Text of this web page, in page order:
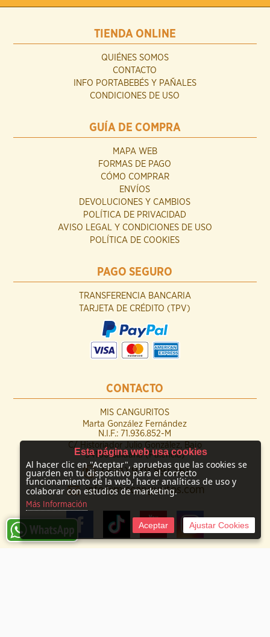
TIENDA ONLINE
QUIÉNES SOMOS
CONTACTO
INFO PORTABEBÉS Y PAÑALES
CONDICIONES DE USO
GUÍA DE COMPRA
MAPA WEB
FORMAS DE PAGO
CÓMO COMPRAR
ENVÍOS
DEVOLUCIONES Y CAMBIOS
POLÍTICA DE PRIVACIDAD
AVISO LEGAL Y CONDICIONES DE USO
POLÍTICA DE COOKIES
PAGO SEGURO
TRANSFERENCIA BANCARIA
TARJETA DE CRÉDITO (TPV)
CONTACTO
MIS CANGURITOS
Marta González Fernández
N.I.F.: 71.936.852-M
C/ Historiador Julio González, Bajo
34100 Saldaña (Palencia)
(+34) 979 891 261
info@miscanguritos.com
Esta página web usa cookies
Al hacer clic en "Aceptar", apruebas que las cookies se
guarden en tu dispositivo para el correcto
funcionamiento de la web, hacer analíticas de uso y
colaborar con estudios de marketing.
Más Información
Aceptar Ajustar Cookies